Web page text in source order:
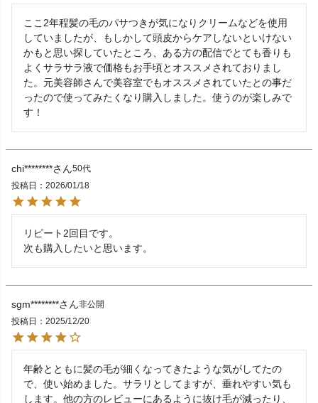
ここ2年程髪の毛のパサつきが気になりクリームなどを使用
していましたが、もしかして頭皮からケアしないといけない
かもと思い探していたところ、ある方の配信でとても香りも
よくサラサラ液で価格もお手頃とオススメされておりまし
た。元美容師さんで美容室でもオススメされていたとの事だ
ったので使ってみたくなり購入しました。使うのが楽しみで
す！
chi********
50代
投稿日
2026/01/18
リピート2回目です。
次も購入したいと思います。
sgm********
非公開
投稿日
2025/12/20
年齢とともに髪の毛が細くなってきたような気がしてたの
で、使い始めました。サラリとしてますが、垂れやすい気も
します。他の方のレビューにあるように抜け毛が減ったり、